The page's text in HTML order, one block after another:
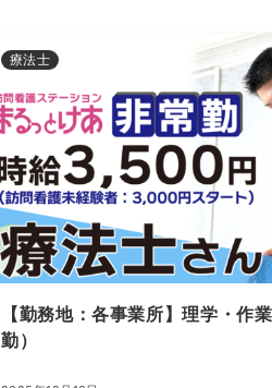
療法士
【勤務地：各事業所】理学・作
勤）